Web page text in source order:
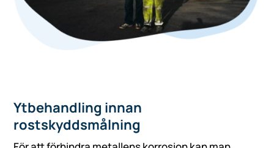
Ytbehandling innan
rostskyddsmålning